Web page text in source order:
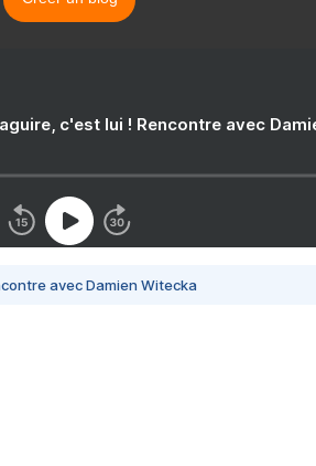
c'est lui ! Rencontre avec
avec Damien Witecka